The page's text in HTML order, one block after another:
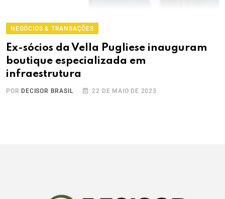
NEGÓCIOS & TRANSAÇÕES
Ex-sócios da Vella Pugliese inauguram
boutique especializada em
infraestrutura
PORDECISOR BRASIL 22 DE MAIO DE 2023